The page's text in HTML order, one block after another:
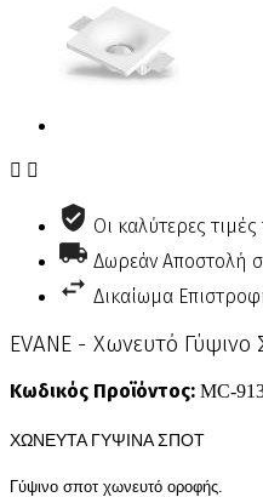
 
Οι καλύτερες
Δωρεάν Αποστολή
Δικαίωμα
EVANE - Χωνευτό Γύψινο
Κωδικός Προϊόντος: MC-
ΧΩΝΕΥΤΑ ΓΥΨΙΝΑ ΣΠΟΤ
Γύψινο σποτ χωνευτό οροφής.